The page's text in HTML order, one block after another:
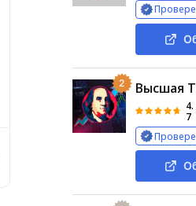
биржи Excesbit
2 Высшая
4.
7